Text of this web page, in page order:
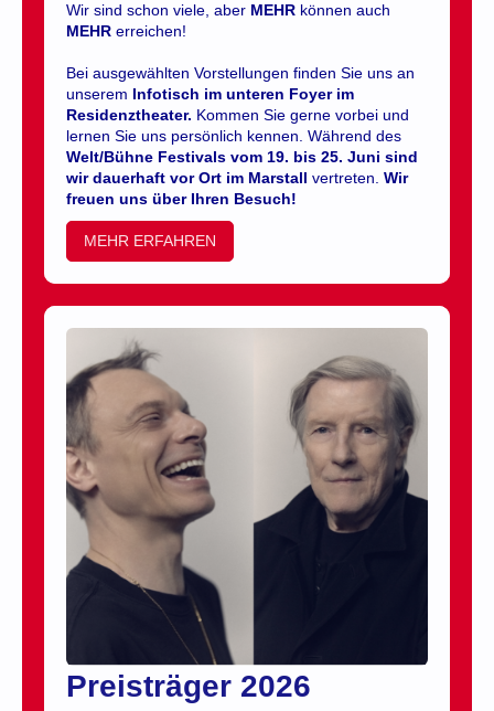
Wir sind schon viele, aber MEHR können auch
MEHR erreichen!
Bei ausgewählten Vorstellungen finden Sie uns an
unserem Infotisch im unteren Foyer im
Residenztheater. Kommen Sie gerne vorbei und
lernen Sie uns persönlich kennen. Während des
Welt/Bühne Festivals vom 19. bis 25. Juni sind
wir dauerhaft vor Ort im Marstall vertreten. Wir
freuen uns über Ihren Besuch!
MEHR ERFAHREN
Preisträger 2026